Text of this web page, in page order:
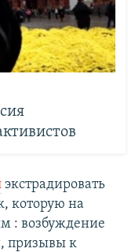
экстрадировать
которую на
: возбуждение
призывы к